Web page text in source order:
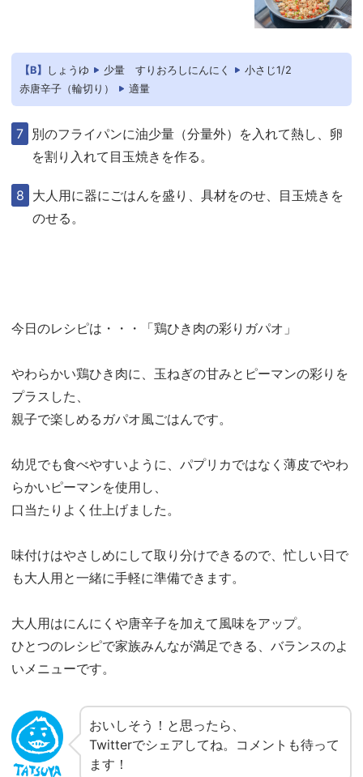
【B】 しょうゆ 少量 すりおろしにんにく
小さじ1/2
赤唐辛子（輪切り）
適量
別のフライパンに油少量（分量外）を入れて熱し、卵
を割り入れて目玉焼きを作る。
大人用に器にごはんを盛り、具材をのせ、目玉焼きを
のせる。
今日のレシピは・・・「鶏ひき肉の彩りガパオ」
やわらかい鶏ひき肉に、玉ねぎの甘みとピーマンの彩りを
プラスした、
親子で楽しめるガパオ風ごはんです。
幼児でも食べやすいように、パプリカではなく薄皮でやわ
らかいピーマンを使用し、
口当たりよく仕上げました。
味付けはやさしめにして取り分けできるので、忙しい日で
も大人用と一緒に手軽に準備できます。
大人用はにんにくや唐辛子を加えて風味をアップ。
ひとつのレシピで家族みんなが満足できる、バランスのよ
いメニューです。
おいしそう！と思ったら、
Twitterでシェアしてね。コメントも待って
ます！